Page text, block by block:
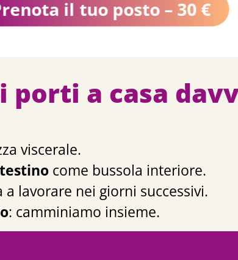
il tuo posto – 30 €
porti a casa
viscerale.
come bussola interiore.
a lavorare nei giorni successivi.
: camminiamo insieme.